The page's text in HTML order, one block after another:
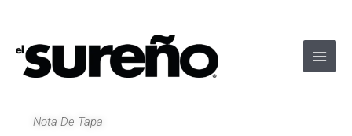
contenido
Nota De Tapa
entradas